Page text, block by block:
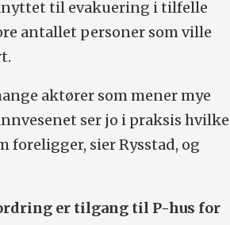
til evakuering i tilfelle
antallet personer som ville
aktører som mener mye
ser jo i praksis hvilke
foreligger, sier Rysstad, og
er tilgang til P-hus for